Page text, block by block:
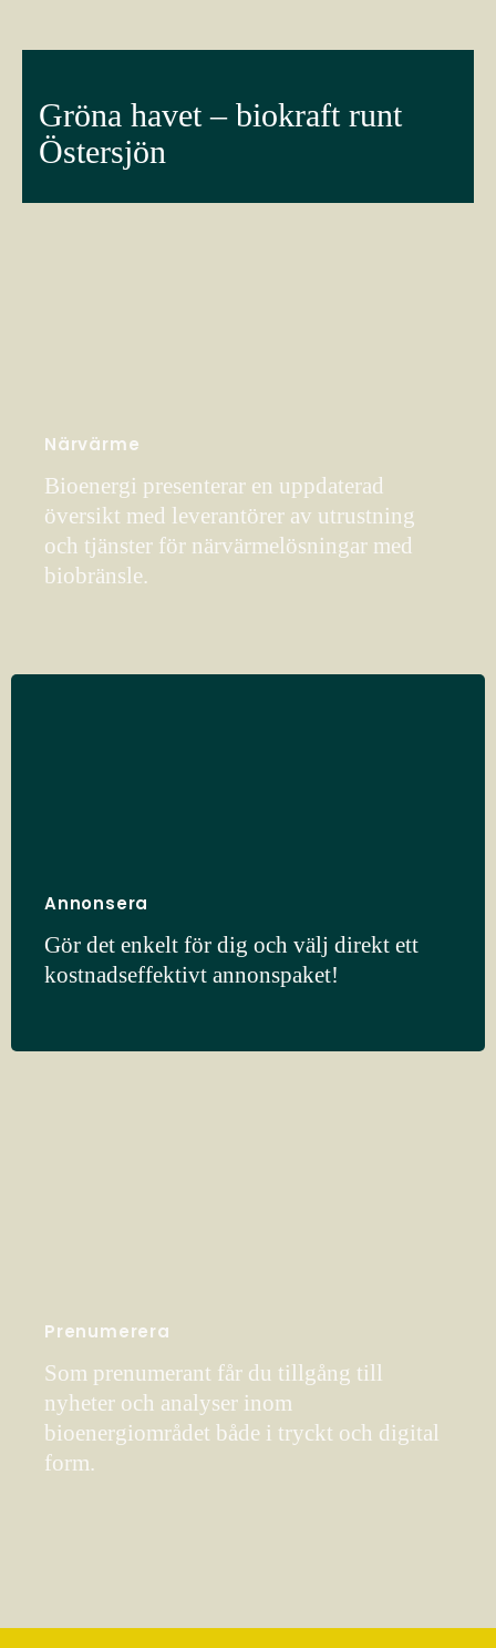
Gröna havet – biokraft runt
Östersjön
Närvärme
Bioenergi presenterar en uppdaterad
översikt med leverantörer av utrustning
och tjänster för närvärmelösningar med
biobränsle.
Annonsera
Gör det enkelt för dig och välj direkt ett
kostnadseffektivt annonspaket!
Prenumerera
Som prenumerant får du tillgång till
nyheter och analyser inom
bioenergiområdet både i tryckt och digital
form.